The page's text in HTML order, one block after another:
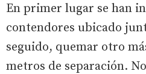
En primer lugar se han
contendores ubicado
seguido, quemar otro
metros de separación.